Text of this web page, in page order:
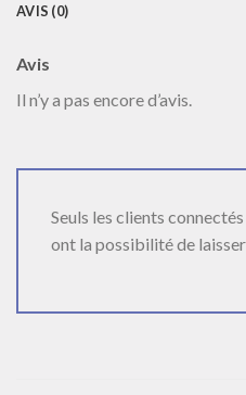
AVIS (0)
Avis
Il n’y a pas encore d’avis.
Seuls les clients
ont la possibilité de laisser